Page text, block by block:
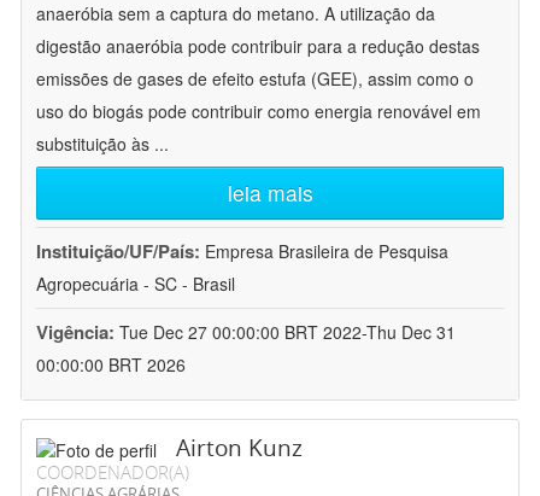
anaeróbia sem a captura do metano. A utilização da
digestão anaeróbia pode contribuir para a redução destas
emissões de gases de efeito estufa (GEE), assim como o
uso do biogás pode contribuir como energia renovável em
substituição às ...
leia mais
Instituição/UF/País: Empresa Brasileira de Pesquisa
Agropecuária - SC - Brasil
Vigência: Tue Dec 27 00:00:00 BRT 2022-Thu Dec 31
00:00:00 BRT 2026
Airton Kunz
COORDENADOR(A)